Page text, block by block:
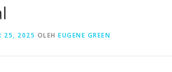
25, 2025 OLEH EUGENE GREEN